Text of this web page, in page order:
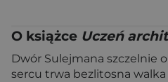
O książce Uczeń
Dwór Sulejmana szczelnie
sercu trwa bezlitosna walka